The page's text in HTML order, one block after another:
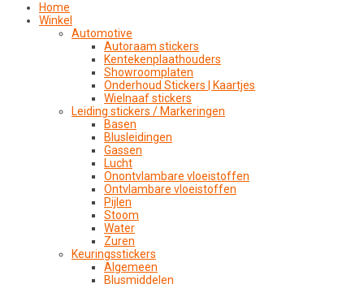
Home
Winkel
Automotive
Autoraam stickers
Kentekenplaathouders
Showroomplaten
Onderhoud Stickers | Kaartjes
Wielnaaf stickers
Leiding stickers / Markeringen
Basen
Blusleidingen
Gassen
Lucht
Onontvlambare vloeistoffen
Ontvlambare vloeistoffen
Pijlen
Stoom
Water
Zuren
Keuringsstickers
Algemeen
Blusmiddelen